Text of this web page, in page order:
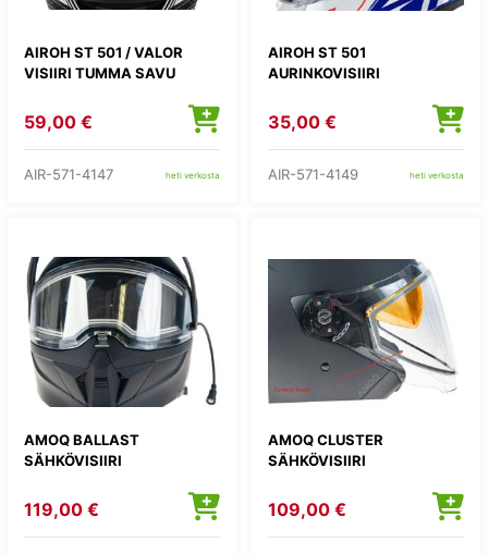
AIROH ST 501 / VALOR
VISIIRI TUMMA SAVU
59,00 €
AIR-571-4147 heti verkosta
AIROH ST 501
AURINKOVISIIRI
35,00 €
AIR-571-4149 heti verkosta
AMOQ BALLAST
SÄHKÖVISIIRI
119,00 €
AMOQ CLUSTER
SÄHKÖVISIIRI
109,00 €